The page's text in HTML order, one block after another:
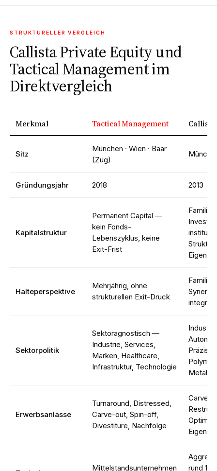
STRUKTURELLER VERGLEICH
Callista Private Equity und
Tactical Management im
Direktvergleich
Merkmal Tactical Management
Sitz
München · Wien · Baar
(Zug)
Gründungsjahr 2018 2013
Kapitalstruktur
Permanent Capital —
kein Fonds-
Lebenszyklus, keine
Exit-Frist
Struktur
Halteperspektive
Mehrjährig, ohne
strukturellen Exit-Druck
Sektorpolitik
Sektoragnostisch —
Industrie, Services,
Marken, Healthcare,
Infrastruktur, Technologie
Erwerbsanlässe
Turnaround, Distressed,
Carve-out, Spin-off,
Divestiture, Nachfolge
Carve-
Mittelstandsunternehmen
rund